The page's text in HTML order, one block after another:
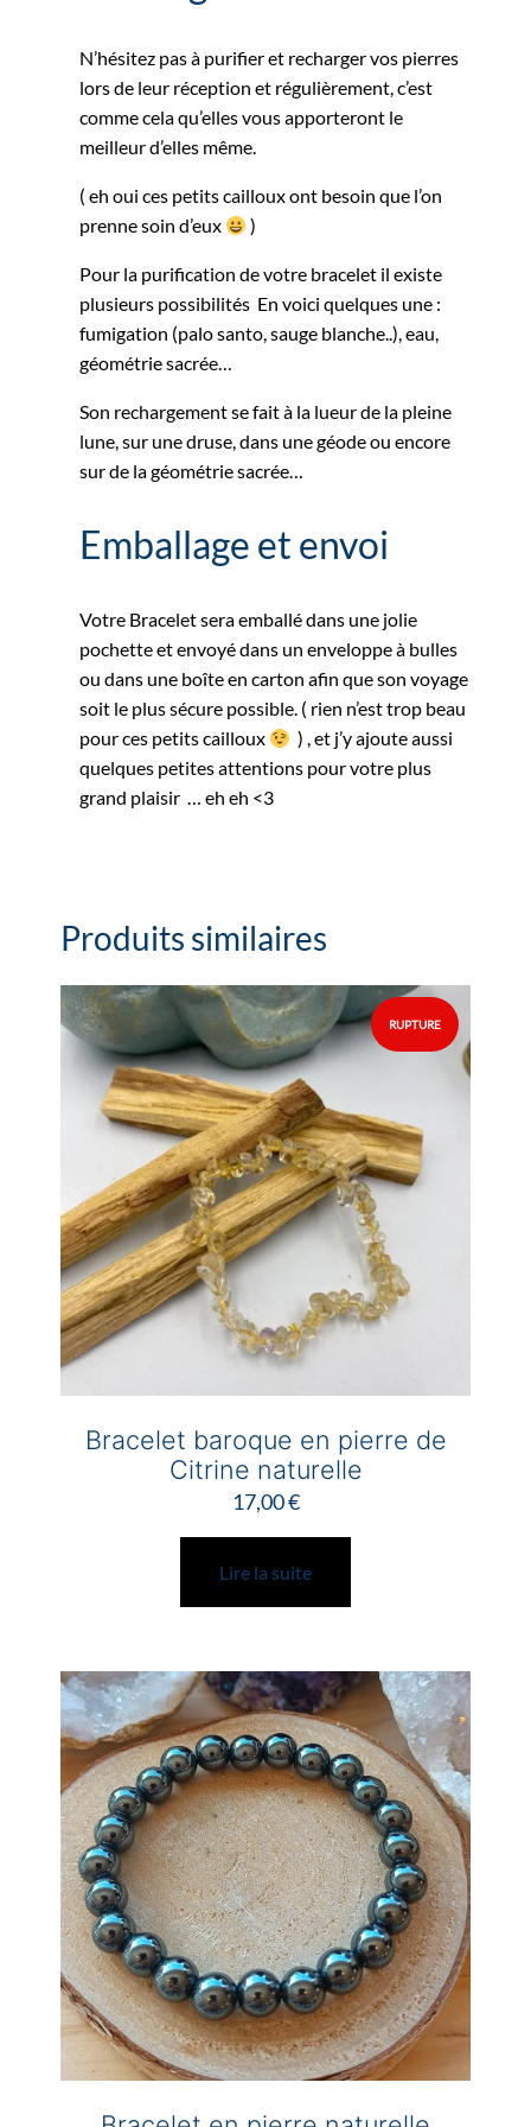
N’hésitez pas à purifier et recharger vos pierres
lors de leur réception et régulièrement, c’est
comme cela qu’elles vous apporteront le
meilleur d’elles même.
( eh oui ces petits cailloux ont besoin que l’on
prenne soin d’eux
)
Pour la purification de votre bracelet il existe
plusieurs possibilités En voici quelques une :
fumigation (palo santo, sauge blanche..), eau,
géométrie sacrée…
Son rechargement se fait à la lueur de la pleine
lune, sur une druse, dans une géode ou encore
sur de la géométrie sacrée…
Emballage et envoi
Votre Bracelet sera emballé dans une jolie
pochette et envoyé dans un enveloppe à bulles
ou dans une boîte en carton afin que son voyage
soit le plus sécure possible. ( rien n’est trop beau
pour ces petits cailloux
) , et j’y ajoute aussi
quelques petites attentions pour votre plus
grand plaisir … eh eh <3
Produits similaires
Bracelet baroque en pierre de
Citrine naturelle
17,00€
Lire la suite